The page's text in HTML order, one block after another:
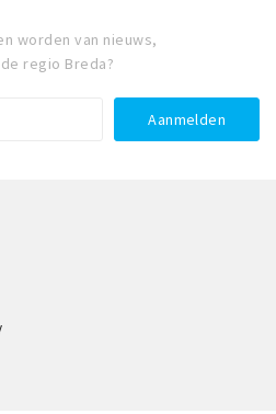
worden van nieuws,
regio Breda?